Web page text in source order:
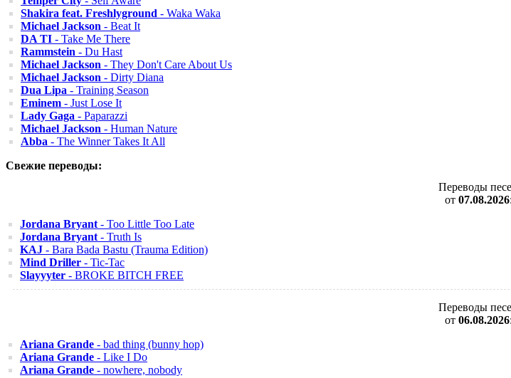
Shakira feat. Freshlyground - Waka Waka
Michael Jackson - Beat It
DA TI - Take Me There
Rammstein - Du Hast
Michael Jackson - They Don't Care About Us
Michael Jackson - Dirty Diana
Dua Lipa - Training Season
Eminem - Just Lose It
Lady Gaga - Paparazzi
Michael Jackson - Human Nature
Abba - The Winner Takes It All
Свежие переводы:
Переводы
от 07.08.2026:
Jordana Bryant - Too Little Too Late
Jordana Bryant - Truth Is
KAJ - Bara Bada Bastu (Trauma Edition)
Mind Driller - Tic-Tac
Slayyyter - BROKE BITCH FREE
Переводы
от 06.08.2026:
Ariana Grande - bad thing (bunny hop)
Ariana Grande - Like I Do
Ariana Grande - nowhere, nobody